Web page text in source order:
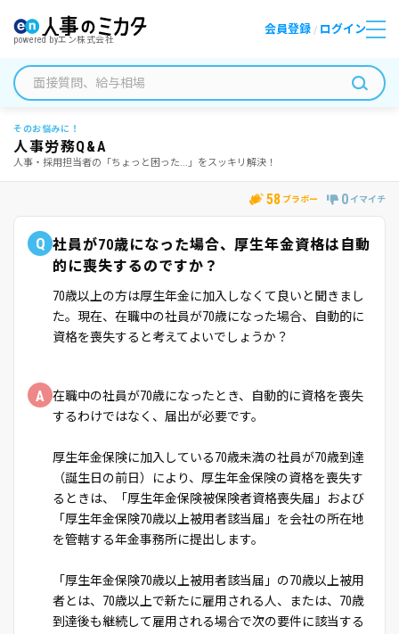
powered byエン株式会社
会員登録 / ログイン
そのお悩みに！
人事労務Q&A
人事・採用担当者の「ちょっと困った...」をスッキリ解決！
58 ブラボー 0 イマイチ
Q 社員が70歳になった場合、厚生年金資格は自動
的に喪失するのですか？
70歳以上の方は厚生年金に加入しなくて良いと聞きまし
た。現在、在職中の社員が70歳になった場合、自動的に
資格を喪失すると考えてよいでしょうか？
A
在職中の社員が70歳になったとき、自動的に資格を喪失
するわけではなく、届出が必要です。
厚生年金保険に加入している70歳未満の社員が70歳到達
（誕生日の前日）により、厚生年金保険の資格を喪失す
るときは、「厚生年金保険被保険者資格喪失届」および
「厚生年金保険70歳以上被用者該当届」を会社の所在地
を管轄する年金事務所に提出します。
「厚生年金保険70歳以上被用者該当届」の70歳以上被用
者とは、70歳以上で新たに雇用される人、または、70歳
到達後も継続して雇用される場合で次の要件に該当する